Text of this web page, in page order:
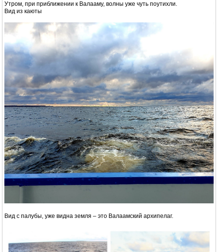
Утром, при приближении к Валааму, волны уже чуть поутихли.
Вид из каюты
Вид с палубы, уже видна земля – это Валаамский архипелаг.